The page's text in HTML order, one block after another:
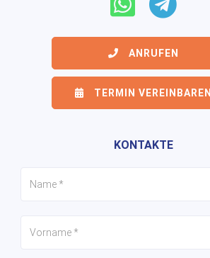
ANRUFEN
TERMIN VEREINBAREN
KONTAKTE